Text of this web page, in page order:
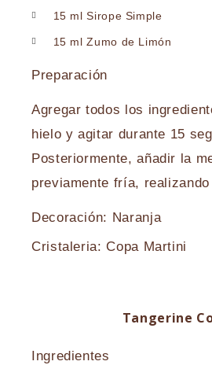
15 ml Sirope Simple
15 ml Zumo de Limón
Preparación
Agregar todos los
hielo y agitar durante 15
Posteriormente, añadir la
previamente fría,
Decoración: Naranja
Cristaleria: Copa Martini
Tangerine
Ingredientes